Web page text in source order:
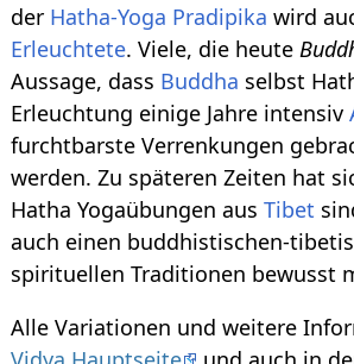
der Hatha-Yoga Pradipika wird
Erleuchtete. Viele, die heute
Aussage, dass Buddha selbst
Erleuchtung einige Jahre intensiv
furchtbarste Verrenkungen
werden. Zu späteren Zeiten hat
Hatha Yogaübungen ausTibet
auch einen buddhistischen-
spirituellen Traditionen bewusst
Alle Variationen und weitere